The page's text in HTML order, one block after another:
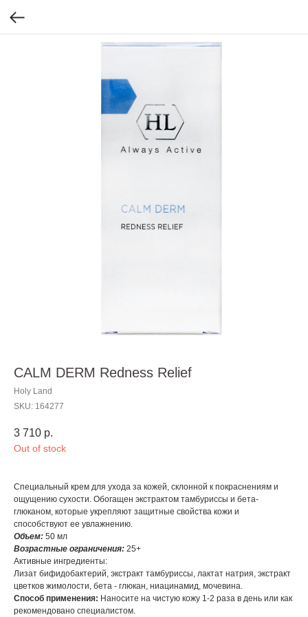
CALM DERM Redness Relief
Holy Land
SKU: 164277
3 710 р.
Out of stock
Специальный крем для ухода за кожей, склонной к покраснениям и
ощущению сухости. Обогащен экстрактом тамбуриссы и бета-
глюканом, которые укрепляют защитные свойства кожи и
способствуют ее увлажнению.
Объем: 50 мл
Возрастные ограничения: 25+
Активные ингредиенты:
Лизат бифидобактерий, экстракт тамбуриссы, лактат натрия, экстракт
цветков жимолости, бета - глюкан, ниацинамид, мочевина.
Способ применения: Наносите на чистую кожу 1-2 раза в день или как
рекомендовано специалистом.